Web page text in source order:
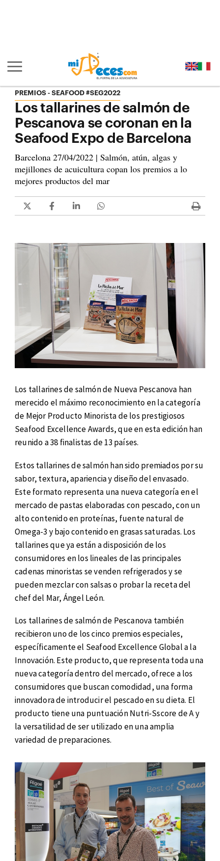
Mostrar/ocultar navegación principal
PREMIOS SEAFOOD #SEG2022
Los tallarines de salmón de
Pescanova se coronan en la
Seafood Expo de Barcelona
Barcelona 27/04/2022 | Salmón, atún, algas y
mejillones de acuicultura copan los premios a lo
mejores productos del mar
Los tallarines de salmón de Nueva Pescanova han
merecido el máximo reconocimiento en la categoría
de Mejor Producto Minorista de los prestigiosos
Seafood Excellence Awards, que en esta edición han
reunido a 38 finalistas de 13 países.
Estos tallarines de salmón han sido premiados por su
sabor, textura, apariencia y diseño del envasado.
Este formato representa una nueva categoría en el
mercado de pastas elaboradas con pescado, con un
alto contenido en proteínas, fuente natural de
Omega-3 y bajo contenido en grasas saturadas. Los
tallarines que ya están a disposición de los
consumidores en los lineales de las principales
cadenas minoristas se venden refrigerados y se
pueden mezclar con salsas o probar la receta del
chef del Mar, Ángel León.
Los tallarines de salmón de Pescanova también
recibieron uno de los cinco premios especiales,
específicamente el Seafood Excellence Global a la
Innovación. Este producto, que representa toda una
nueva categoría dentro del mercado, ofrece a los
consumidores que buscan comodidad, una forma
innovadora de introducir el pescado en su dieta. El
producto tiene una puntuación Nutri-Sscore de A y
la versatilidad de ser utilizado en una amplia
variedad de preparaciones.